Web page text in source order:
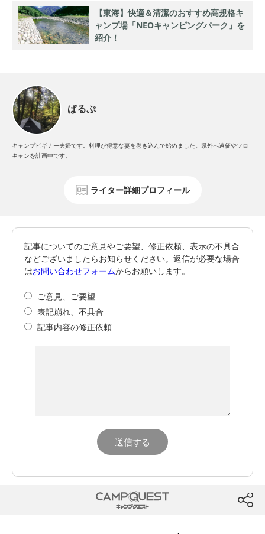
【東海】快適＆清潔のおすすめ高規格キ
ャンプ場「NEOキャンピングパーク」を
紹介！
ぱるぷ
キャンプビギナー夫婦です。料理が得意な妻を巻き込んで始めました。県外へ遠征やソロ
キャンを計画中です。
ライター詳細プロフィール
記事についてのご意見やご要望、修正依頼、表示の不具合
などございましたらお知らせください。返信が必要な場合
はお問い合わせフォームからお願いします。
ご意見、ご要望
表記崩れ、不具合
記事内容の修正依頼
btn
CAMP QUEST